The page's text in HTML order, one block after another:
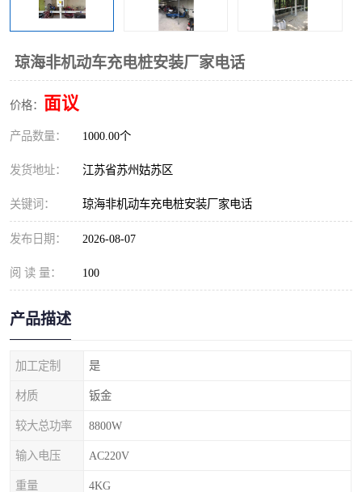
琼海非机动车充电桩安装厂家电话
价格： 面议
产品数量： 1000.00个
发货地址： 江苏省苏州姑苏区
关键词： 琼海非机动车充电桩安装厂家电话
发布日期： 2026-08-07
阅 读 量： 100
产品描述
加工定制 是
材质 钣金
较大总功率 8800W
输入电压 AC220V
重量 4KG